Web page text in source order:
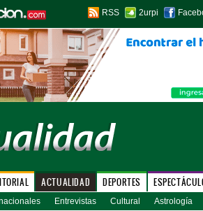
RSS 2urpi
ACTUALIDAD DEPORTES
Entrevistas Cultural Astrología